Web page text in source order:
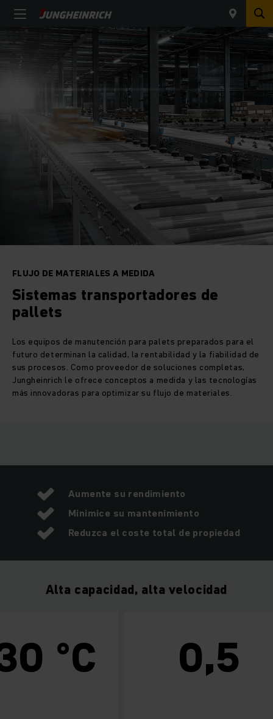
FLUJO DE MATERIALES A MEDIDA
Sistemas transportadores de
pallets
Los equipos de manutención para palets preparados para el
futuro determinan la calidad, la rentabilidad y la fiabilidad de
sus procesos. Como proveedor de soluciones completas,
Jungheinrich le ofrece conceptos a medida y las tecnologías
más innovadoras para optimizar su flujo de materiales.
Aumente su rendimiento
Minimice su mantenimiento
Reduzca el coste total de propiedad
Alta capacidad, alta velocidad
°C 0,5